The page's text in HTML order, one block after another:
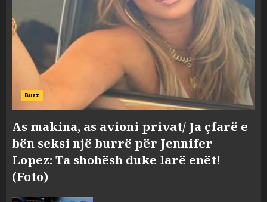
Buzz
As makina, as avioni privat/ Ja çfarë e
bën seksi një burrë për Jennifer
Lopez: Ta shohësh duke larë enët!
(Foto)